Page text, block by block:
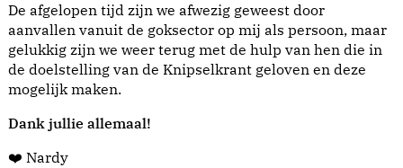
De afgelopen tijd zijn we afwezig geweest door
aanvallen vanuit de goksector op mij als persoon, maar
gelukkig zijn we weer terug met de hulp van hen die in
de doelstelling van de Knipselkrant geloven en deze
mogelijk maken.
Dank jullie allemaal!
❤️ Nardy